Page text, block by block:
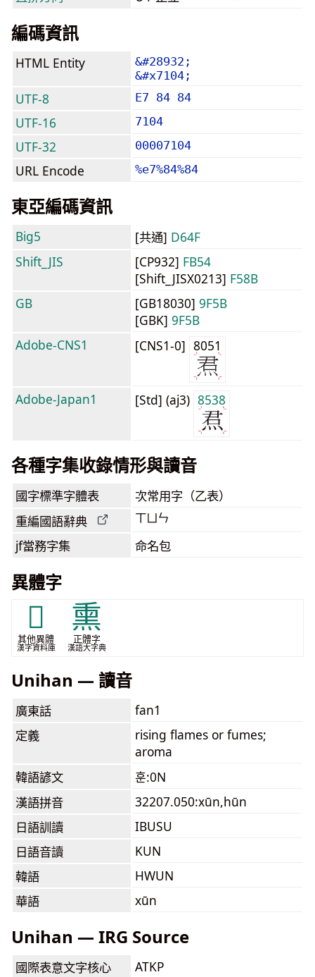
編碼資訊
HTML Entity
&#28932;
&#x7104;
UTF-8 E7 84 84
UTF-16 7104
UTF-32 00007104
URL Encode %e7%84%84
東亞編碼資訊
Big5 [共通] D64F
Shift_JIS
[CP932] FB54
[Shift_JISX0213] F58B
GB
[GB18030] 9F5B
[GBK] 9F5B
Adobe-CNS1
[CNS1-0] 8051
Adobe-Japan1 [Std] (aj3) 8538
各種字集收錄情形與讀音
國字標準字體表 次常用字（乙表）
重編國語辭典 ㄒㄩㄣ
jf當務字集 命名包
異體字
𤉅
其他異體
漢字資料庫
熏
正體字
漢語大字典
Unihan — 讀音
廣東話
fan1
定義
rising flames or fumes;
aroma
韓語諺文
훈:0N
漢語拼音
32207.050:xūn,hūn
日語訓讀
IBUSU
日語音讀
KUN
韓語
HWUN
華語
xūn
Unihan — IRG Source
國際表意文字核心
ATKP